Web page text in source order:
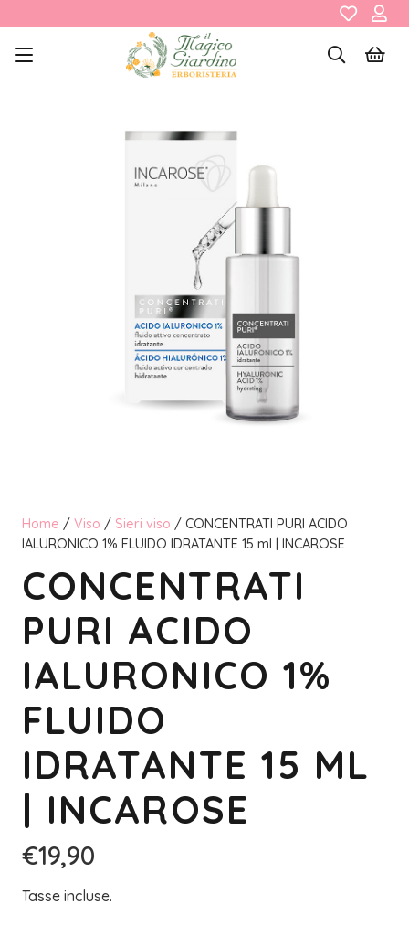
Home / Viso / Sieri viso / CONCENTRATI PURI ACIDO
IALURONICO 1% FLUIDO IDRATANTE 15 ml | INCAROSE
CONCENTRATI
PURI ACIDO
IALURONICO 1%
FLUIDO
IDRATANTE 15 ML
| INCAROSE
€19,90
Tasse incluse.